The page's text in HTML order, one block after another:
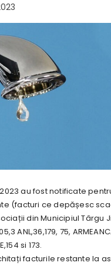
au fost notificate
(facturi ce depășesc
din Municipiul Târgu
ANL,36,179, 75,
si 173.
facturile restante la